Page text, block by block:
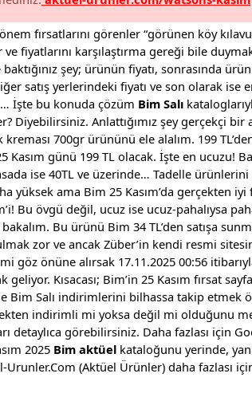
fırsatlarını görenler “görünen köy
fiyatlarını karşılaştırma gereği bile
şey; ürünün fiyatı, sonrasında
satış yerlerindeki fiyatı ve son olarak ise
İşte bu konuda çözüm Bim Salı
Diyebilirsiniz. Anlattığımız şey gerçekçi bir
700gr ürününü ele alalım. 199
Kasım günü 199 TL olacak. İşte en ucuzu!
ise 40TL ve üzerinde… Tadelle
yüksek ama Bim 25 Kasım’da gerçekten iyi
Bu övgü değil, ucuz ise ucuz-pahalıysa
Bu ürünü Bim 34 TL’den satışa
zor ve ancak Züber’in kendi resmi
göz önüne alırsak 17.11.2025 00:56
Kısacası; Bim’in 25 Kasım fırsat
Bim Salı indirimlerini bilhassa takip etmek
indirimli mi yoksa değil mi olduğunu
detaylıca görebilirsiniz. Daha fazlası için
2025 Bim aktüel kataloğunu yerinde,
(Aktüel Ürünler) daha fazlası